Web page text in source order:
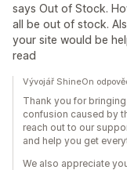
says Out of Stock.
all be out of stock.
your site would be
read
Vývojář ShineOn
Thank you for
confusion caused by
reach out to our
and help you get
We also appreciate